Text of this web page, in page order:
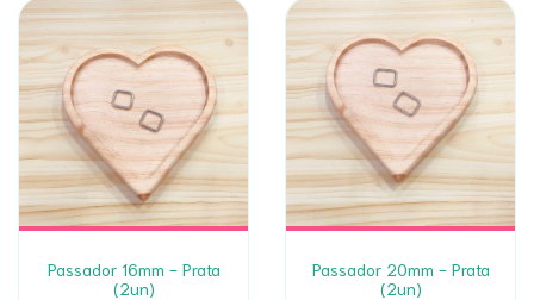
Passador 16mm - Prata
(2un)
Passador 20mm - Prata
(2un)